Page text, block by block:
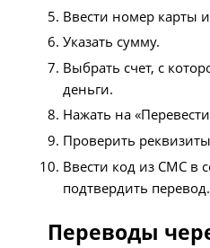
Ввести номер карты
Указать сумму.
Выбрать счет, с
деньги.
Нажать на
Проверить
Ввести код из СМС в
подтвердить перевод.
Переводы